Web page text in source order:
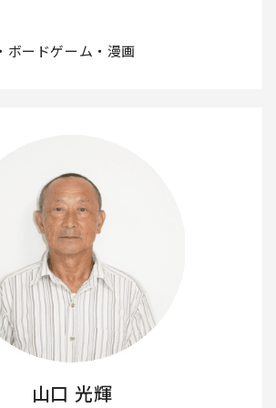
ボードゲーム・漫画
山口 光輝